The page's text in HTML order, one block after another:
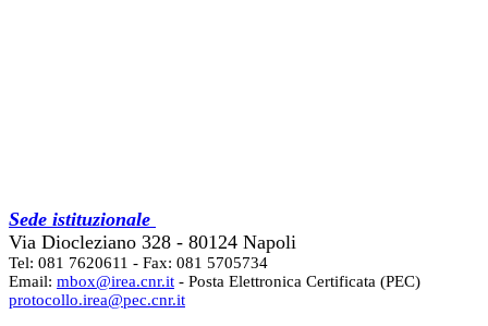
Sede istituzionale
Via Diocleziano 328 - 80124 Napoli
Tel: 081 7620611 - Fax: 081 5705734
Email: mbox@irea.cnr.it - Posta Elettronica Certificata (PEC)
protocollo.irea@pec.cnr.it